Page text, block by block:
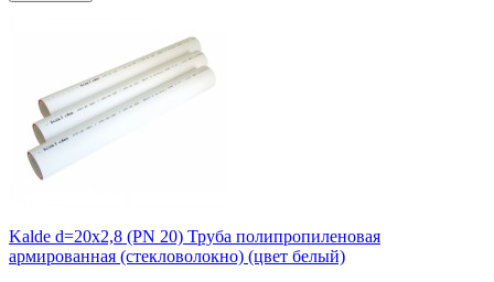
Kalde d=20х2,8 (PN 20) Труба полипропиленовая
армированная (стекловолокно) (цвет белый)